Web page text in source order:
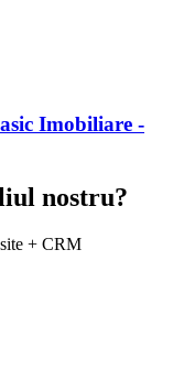
Imobiliare -
nostru?
+ CRM